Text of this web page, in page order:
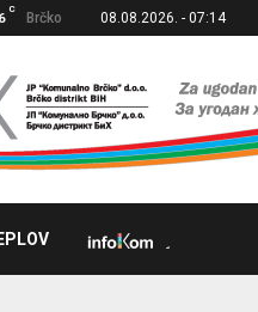
C
Brčko 08.08.2026. - 07:14